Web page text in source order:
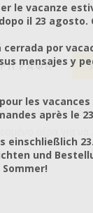
του ταινιό-
αέρα για να
le vacanze
il 23 agosto.
cerrada por
mensajes y
les
après le
einschließlich
und